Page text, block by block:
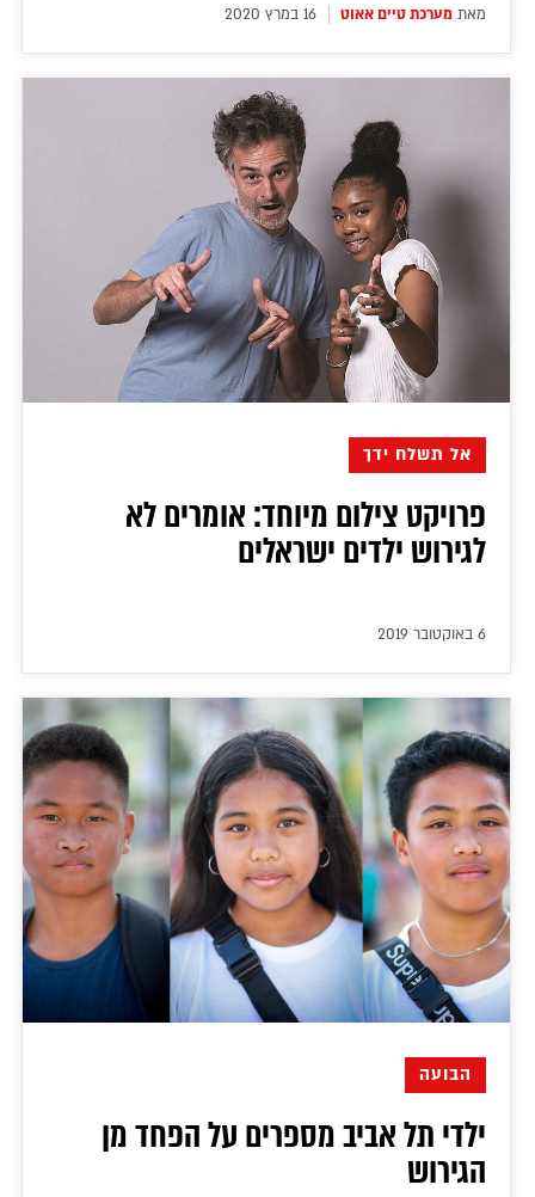
מאת מערכת טיים אאוט 16 במרץ 2020
אל תשלח ידך
פרויקט צילום מיוחד: אומרים לא
לגירוש ילדים ישראלים
6 באוקטובר 2019
הבועה
ילדי תל אביב מספרים על הפחד מן
הגירוש